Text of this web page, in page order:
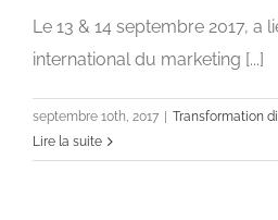
Dmexco 2017 : Petite
Transformation
Le 13 & 14 septembre 2017, a
international du marketing [...]
septembre 10th, 2017
Transformation
Lire la suite